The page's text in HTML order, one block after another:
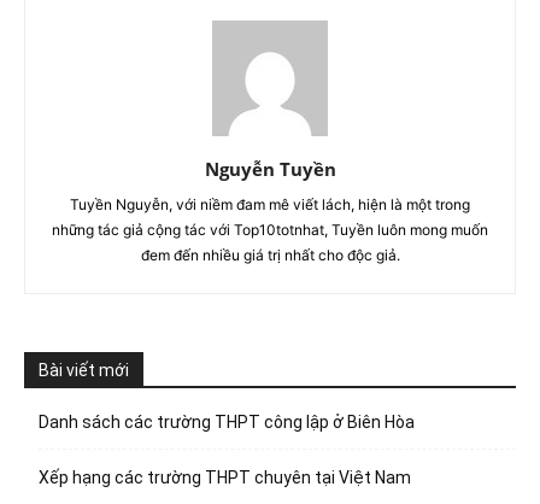
Nguyễn Tuyền
Tuyền Nguyễn, với niềm đam mê viết lách, hiện là một trong
những tác giả cộng tác với Top10totnhat, Tuyền luôn mong muốn
đem đến nhiều giá trị nhất cho độc giả.
Bài viết mới
Danh sách các trường THPT công lập ở Biên Hòa
Xếp hạng các trường THPT chuyên tại Việt Nam